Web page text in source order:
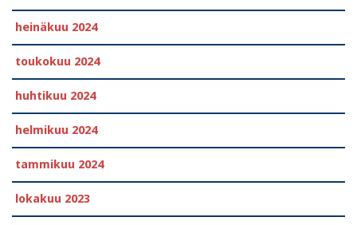
heinäkuu 2024
toukokuu 2024
huhtikuu 2024
helmikuu 2024
tammikuu 2024
lokakuu 2023